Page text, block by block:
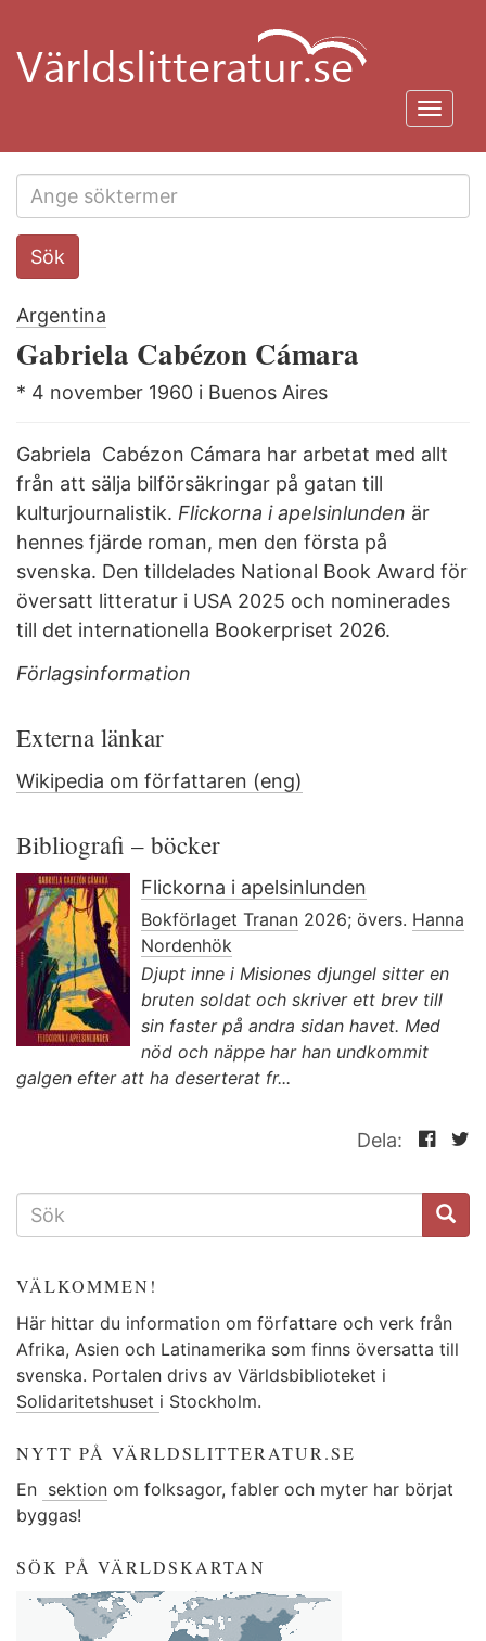
huvudinnehåll
Search
this
Sök
Argentina
Gabriela Cabézon Cámara
* 4 november 1960 i Buenos Aires
Gabriela Cabézon Cámara har arbetat med allt
från att sälja bilförsäkringar på gatan till
kulturjournalistik. Flickorna i apelsinlunden är
hennes fjärde roman, men den första på
svenska. Den tilldelades National Book Award för
översatt litteratur i USA 2025 och nominerades
till det internationella Bookerpriset 2026.
Förlagsinformation
Externa länkar
Wikipedia om författaren (eng)
Bibliografi – böcker
Flickorna i apelsinlunden
Bokförlaget Tranan 2026; övers. Hanna
Nordenhök
Djupt inne i Misiones djungel sitter en
bruten soldat och skriver ett brev till
sin faster på andra sidan havet. Med
nöd och näppe har han undkommit
galgen efter att ha deserterat fr...
Dela:
SÖKFORMULÄR
VÄLKOMMEN!
Här hittar du information om författare och verk från
Afrika, Asien och Latinamerika som finns översatta till
svenska. Portalen drivs av Världsbiblioteket i
Solidaritetshuset i Stockholm.
NYTT PÅ VÄRLDSLITTERATUR.SE
En sektion om folksagor, fabler och myter har börjat
byggas!
SÖK PÅ VÄRLDSKARTAN